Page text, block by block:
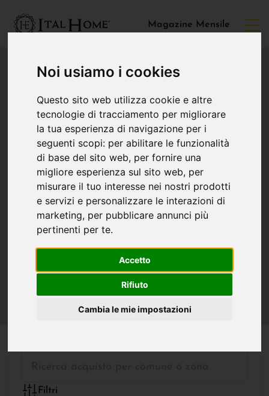
Noi usiamo i cookies
Questo sito web utilizza cookie e altre
tecnologie di tracciamento per migliorare
la tua esperienza di navigazione per i
seguenti scopi: per abilitare le funzionalità
di base del sito web, per fornire una
migliore esperienza sul sito web, per
misurare il tuo interesse nei nostri prodotti
e servizi e personalizzare le interazioni di
marketing, per pubblicare annunci più
pertinenti per te.
Accetto
Rifiuto
Cambia le mie impostazioni
Magazine Mensile
Filtri